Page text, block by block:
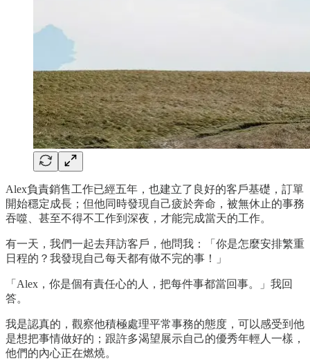
Alex負責銷售工作已經五年，也建立了良好的客戶基礎，訂單
開始穩定成長；但他同時發現自己疲於奔命，被無休止的事務
吞噬、甚至不得不工作到深夜，才能完成當天的工作。
有一天，我們一起去拜訪客戶，他問我：「你是怎麼安排繁重
日程的？我發現自己每天都有做不完的事！」
「Alex，你是個有責任心的人，把每件事都當回事。」我回
答。
我是認真的，觀察他積極處理平常事務的態度，可以感受到他
是想把事情做好的；跟許多渴望展示自己的優秀年輕人一樣，
他們的內心正在燃燒。